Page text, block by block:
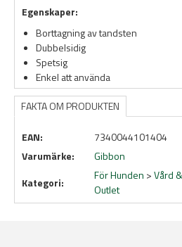
Egenskaper:
Borttagning av tandsten
Dubbelsidig
Spetsig
Enkel att använda
FAKTA OM PRODUKTEN
EAN:
7340044101404
Varumärke:
Gibbon
Kategori:
För Hunden >Vård
Outlet